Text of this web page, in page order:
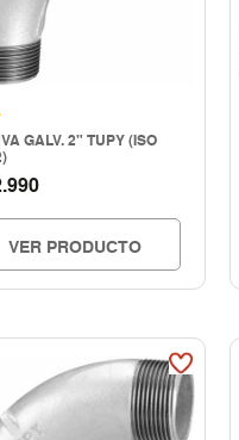
GALV. 2" TUPY (ISO
VER PRODUCTO